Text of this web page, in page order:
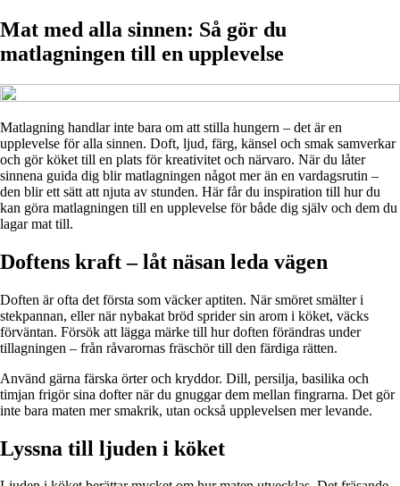
Mat med alla sinnen: Så gör du
matlagningen till en upplevelse
Matlagning handlar inte bara om att stilla hungern – det är en
upplevelse för alla sinnen. Doft, ljud, färg, känsel och smak samverkar
och gör köket till en plats för kreativitet och närvaro. När du låter
sinnena guida dig blir matlagningen något mer än en vardagsrutin –
den blir ett sätt att njuta av stunden. Här får du inspiration till hur du
kan göra matlagningen till en upplevelse för både dig själv och dem du
lagar mat till.
Doftens kraft – låt näsan leda vägen
Doften är ofta det första som väcker aptiten. När smöret smälter i
stekpannan, eller när nybakat bröd sprider sin arom i köket, väcks
förväntan. Försök att lägga märke till hur doften förändras under
tillagningen – från råvarornas fräschör till den färdiga rätten.
Använd gärna färska örter och kryddor. Dill, persilja, basilika och
timjan frigör sina dofter när du gnuggar dem mellan fingrarna. Det gör
inte bara maten mer smakrik, utan också upplevelsen mer levande.
Lyssna till ljuden i köket